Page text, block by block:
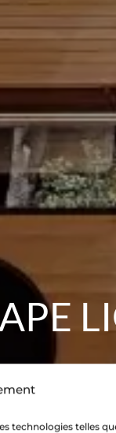
technologies telles
with